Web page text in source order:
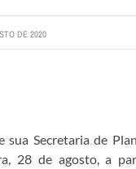
DE 2020
Secretaria de
28 de agosto, a